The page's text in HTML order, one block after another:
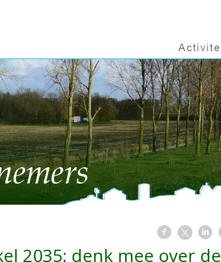
2035: denk mee over de